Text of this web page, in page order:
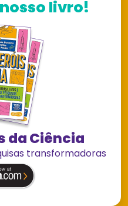
livro!
da Ciência
transformadoras